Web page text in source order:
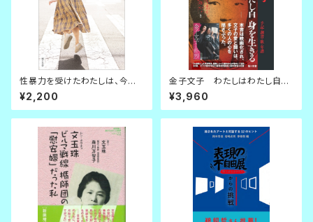
性暴力を受けたわたしは、今日
もその後を生きています。
¥2,200
金子文子 わたしはわたし自身
を生きる 手記・調書・歌・年譜
¥3,960